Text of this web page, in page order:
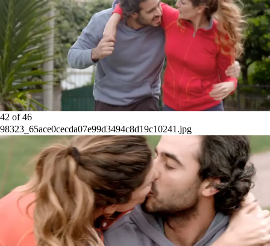
42 of46
98323_65ace0cecda07e99d3494c8d19c10241.jpg